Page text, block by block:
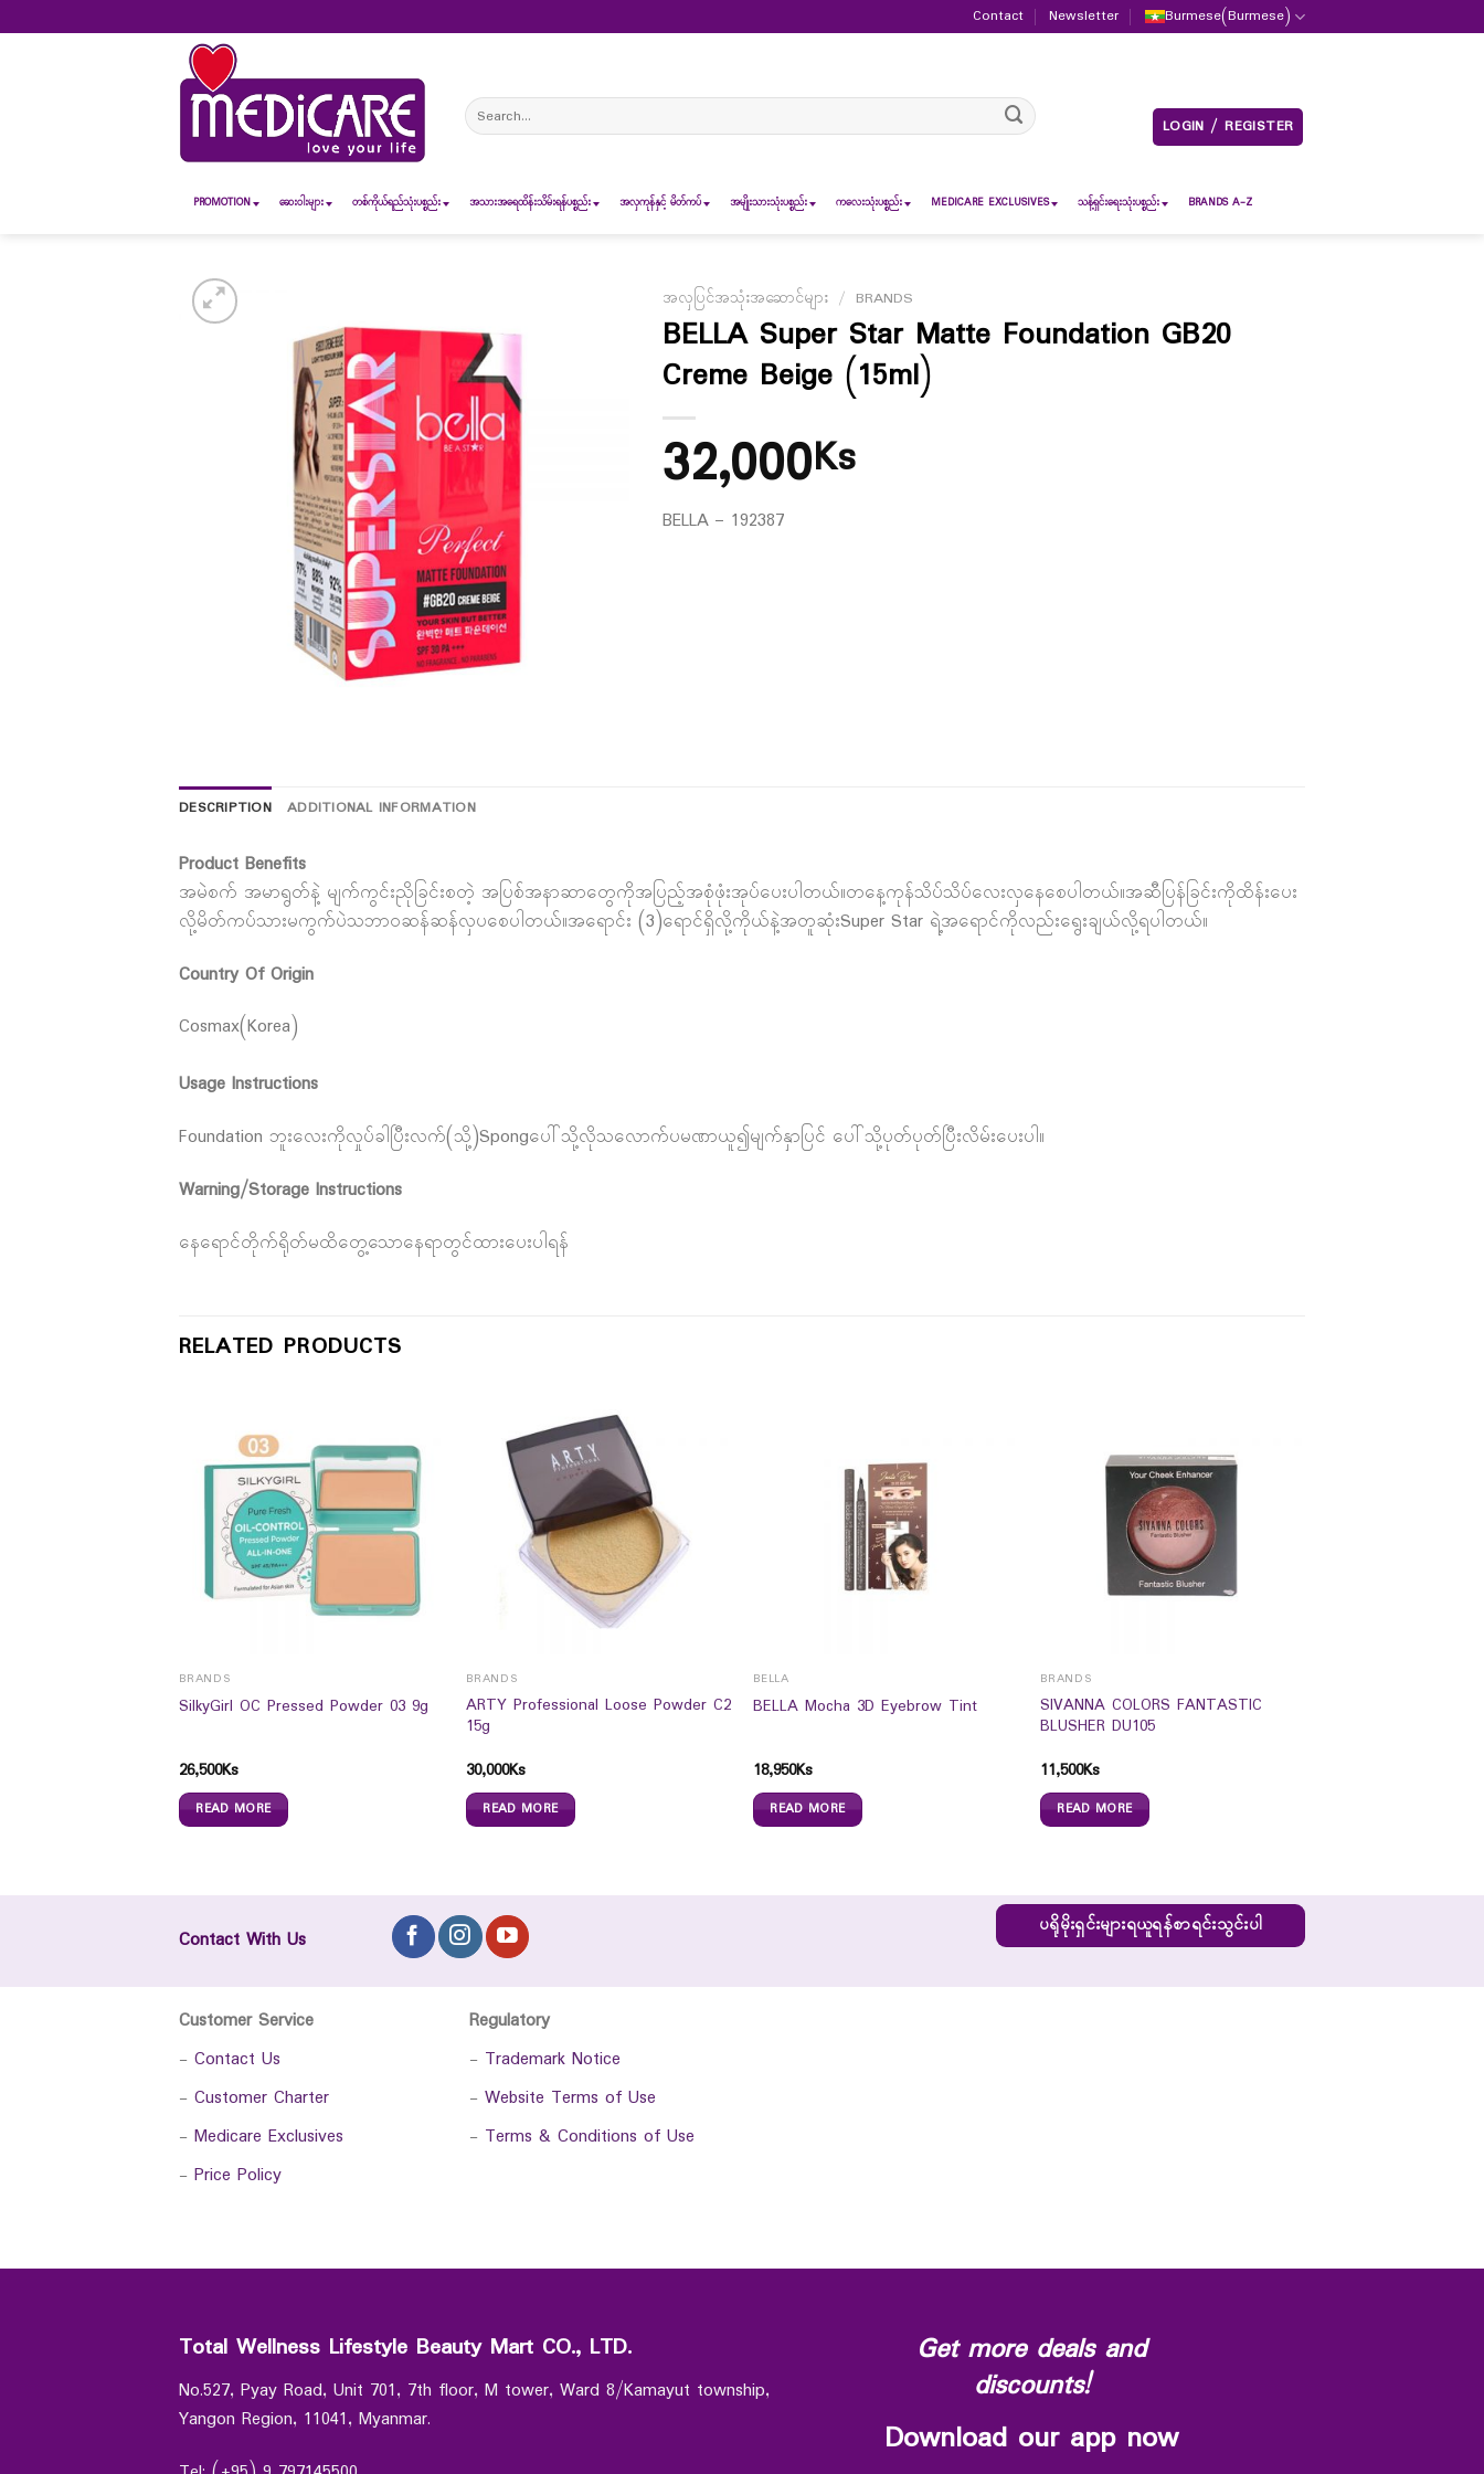
to
Contact Newsletter Burmese(Burmese)
Search
for:
LOGIN / REGISTER
PROMOTION ဆေး၀ါးများ တစ်ကိုယ်ရည်သုံးပစ္စည်း အသားအရေထိန်းသိမ်းရန်ပစ္စည်း အလှကုန်နှင့် မိတ်ကပ် အမျိုးသားသုံးပစ္စည်း ကလေးသုံးပစ္စည်း MEDICARE EXCLUSIVES သန့်ရှင်းရေးသုံးပစ္စည်း BRANDS A-Z
အလှပြင်အသုံးအဆောင်များ / BRANDS
BELLA Super Star Matte Foundation GB20
Creme Beige (15ml)
32,000Ks
BELLA – 192387
DESCRIPTION ADDITIONAL INFORMATION
Product Benefits
အမဲစက် အမာရွတ်နဲ့ မျက်ကွင်းညိုခြင်းစတဲ့ အပြစ်အနာဆာတွေကိုအပြည့်အစုံဖုံးအုပ်ပေးပါတယ်။တနေ့ကုန်သိပ်သိပ်လေးလှနေစေပါတယ်။အဆီပြန်ခြင်းကိုထိန်းပေး
လို့မိတ်ကပ်သားမကွက်ပဲသဘာ၀ဆန်ဆန်လှပစေပါတယ်။အရောင်း (3)ရောင်ရှိလို့ကိုယ်နဲ့အတူဆုံးSuper Star ရဲ့အရောင်ကိုလည်းရွေးချယ်လို့ရပါတယ်။
Country Of Origin
Cosmax(Korea)
Usage Instructions
Foundation ဘူးလေးကိုလှုပ်ခါပြီးလက်(သို့)Spongပေါ်သို့လိုသလောက်ပမဏာယူ၍မျက်နှာပြင် ပေါ်သို့ပုတ်ပုတ်ပြီးလိမ်းပေးပါ။
Warning/Storage Instructions
နေရောင်တိုက်ရိုတ်မထိတွေ့သောနေရာတွင်ထားပေးပါရန်
RELATED PRODUCTS
BRANDS
SilkyGirl OC Pressed Powder 03 9g
26,500Ks
READ MORE
BRANDS
ARTY Professional Loose Powder C2
15g
30,000Ks
READ MORE
BELLA
BELLA Mocha 3D Eyebrow Tint
18,950Ks
READ MORE
BRANDS
SIVANNA COLORS FANTASTIC
BLUSHER DU105
11,500Ks
READ MORE
Contact With Us
ပရိုမိုးရှင်းများရယူရန်စာရင်းသွင်းပါ
Customer Service
- Contact Us
- Customer Charter
- Medicare Exclusives
- Price Policy
Regulatory
- Trademark Notice
- Website Terms of Use
- Terms & Conditions of Use
Total Wellness Lifestyle Beauty Mart CO., LTD.
No.527, Pyay Road, Unit 701, 7th floor, M tower, Ward 8/Kamayut township,
Yangon Region, 11041, Myanmar.
Get more deals and
discounts!
Download our app now